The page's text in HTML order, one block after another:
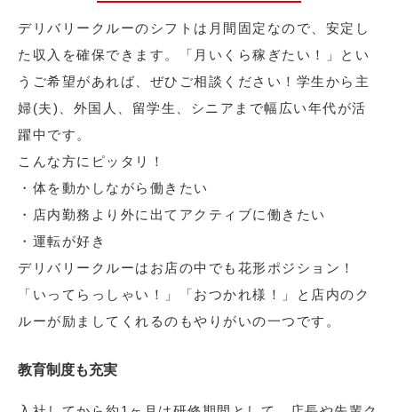
デリバリークルーのシフトは月間固定なので、安定し
た収入を確保できます。「月いくら稼ぎたい！」とい
うご希望があれば、ぜひご相談ください！学生から主
婦(夫)、外国人、留学生、シニアまで幅広い年代が活
躍中です。
こんな方にピッタリ！
・体を動かしながら働きたい
・店内勤務より外に出てアクティブに働きたい
・運転が好き
デリバリークルーはお店の中でも花形ポジション！
「いってらっしゃい！」「おつかれ様！」と店内のク
ルーが励ましてくれるのもやりがいの一つです。
教育制度も充実